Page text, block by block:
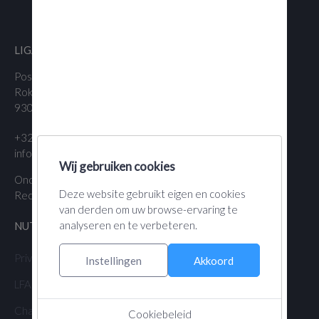
Wij gebruiken cookies
Deze website gebruikt eigen en cookies
van derden om uw browse-ervaring te
analyseren en te verbeteren.
Instellingen Akkoord
Cookiebeleid
×
LIGA VAN VLAAMSE ZWEEFVLIEGCLUBS VZW
Postadres:
Roklijf 37
9300 Aalst
+32 (0)470 78 48 03
info@lvzc.be
Ondernemingsnummer 0415.865.526
Rechtbank Leuven
NUTTIGE LINKS
Privacyverklaring
LFA Golf status
Charron.line 2026